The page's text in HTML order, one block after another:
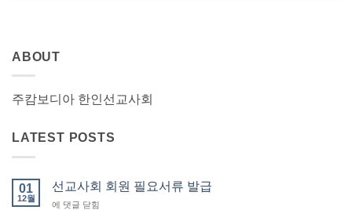
ABOUT
주캄보디아 한인선교사회
LATEST POSTS
01
12월
선교사회 회원 필요서류 발급
선
에 댓글 닫힘